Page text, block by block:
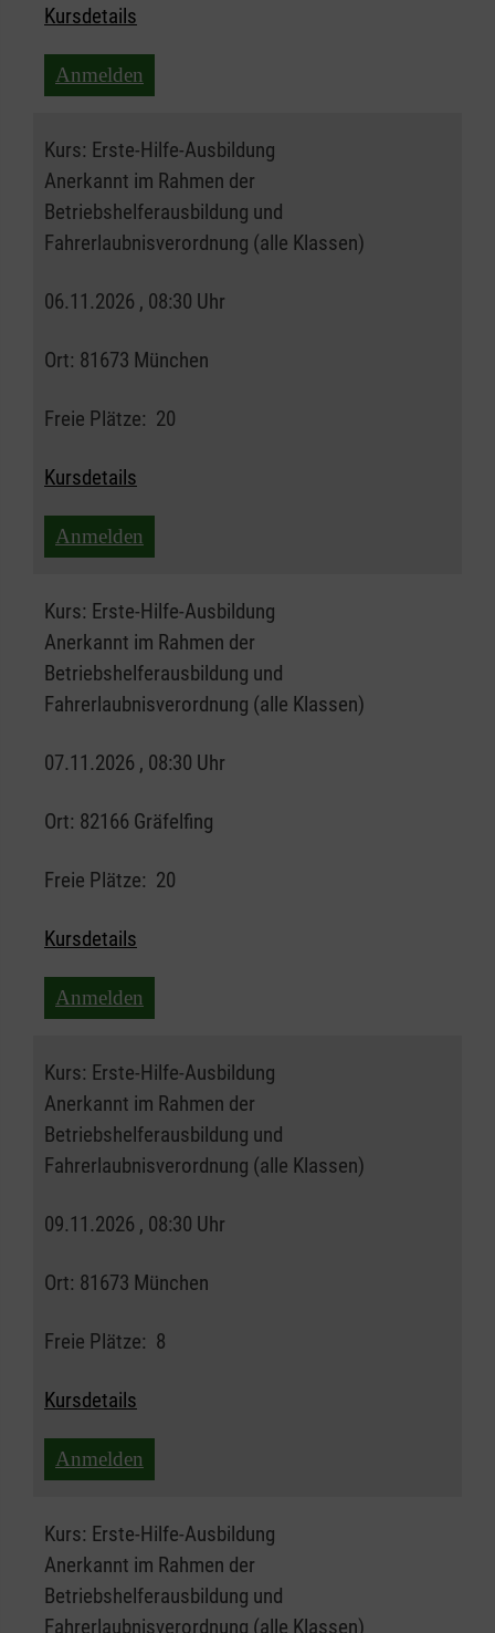
Kursdetails
Anmelden
Kurs: Erste-Hilfe-Ausbildung
Anerkannt im Rahmen der
Betriebshelferausbildung und
Fahrerlaubnisverordnung (alle Klassen)
06.11.2026 , 08:30 Uhr
Ort: 81673 München
Freie Plätze: 20
Kursdetails
Anmelden
Kurs: Erste-Hilfe-Ausbildung
Anerkannt im Rahmen der
Betriebshelferausbildung und
Fahrerlaubnisverordnung (alle Klassen)
07.11.2026 , 08:30 Uhr
Ort: 82166 Gräfelfing
Freie Plätze: 20
Kursdetails
Anmelden
Kurs: Erste-Hilfe-Ausbildung
Anerkannt im Rahmen der
Betriebshelferausbildung und
Fahrerlaubnisverordnung (alle Klassen)
09.11.2026 , 08:30 Uhr
Ort: 81673 München
Freie Plätze: 8
Kursdetails
Anmelden
Kurs: Erste-Hilfe-Ausbildung
Anerkannt im Rahmen der
Betriebshelferausbildung und
Fahrerlaubnisverordnung (alle Klassen)